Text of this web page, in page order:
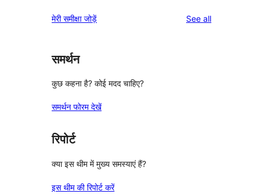
मेरी समीक्षा जोड़ें See allreviews
समर्थन
कुछ कहना है? कोई मदद चाहिए?
समर्थन फोरम देखें
रिपोर्ट
क्या इस थीम में मुख्य समस्याएं हैं?
इस थीम की रिपोर्ट करें